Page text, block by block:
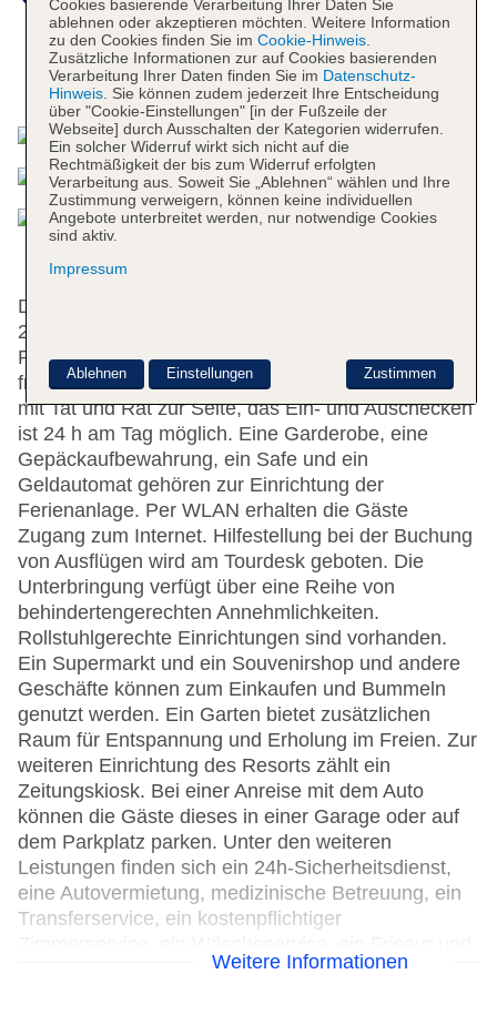
Das bietet Ihre Unterkunft
Das Resort bietet 3460 Zimmer und 233 Suiten auf
24 Etagen, die mit einem Aufzug erreichbar sind.
Rund um die Uhr steht den Gästen englisch- und
französischsprachiges Personal an der Rezeption
mit Tat und Rat zur Seite, das Ein- und Auschecken
ist 24 h am Tag möglich. Eine Garderobe, eine
Gepäckaufbewahrung, ein Safe und ein
Geldautomat gehören zur Einrichtung der
Ferienanlage. Per WLAN erhalten die Gäste
Zugang zum Internet. Hilfestellung bei der Buchung
von Ausflügen wird am Tourdesk geboten. Die
Unterbringung verfügt über eine Reihe von
behindertengerechten Annehmlichkeiten.
Rollstuhlgerechte Einrichtungen sind vorhanden.
Ein Supermarkt und ein Souvenirshop und andere
Geschäfte können zum Einkaufen und Bummeln
genutzt werden. Ein Garten bietet zusätzlichen
Raum für Entspannung und Erholung im Freien. Zur
weiteren Einrichtung des Resorts zählt ein
Zeitungskiosk. Bei einer Anreise mit dem Auto
können die Gäste dieses in einer Garage oder auf
dem Parkplatz parken. Unter den weiteren
Leistungen finden sich ein 24h-Sicherheitsdienst,
eine Autovermietung, medizinische Betreuung, ein
Transferservice, ein kostenpflichtiger
eine Münzwäscherei. Kostenfrei steht Gästen die
Weitere Informationen
Cookies basierende Verarbeitung Ihrer Daten Sie
ablehnen oder akzeptieren möchten. Weitere Information
zu den Cookies finden Sie im Cookie-Hinweis.
Zusätzliche Informationen zur auf Cookies basierenden
Verarbeitung Ihrer Daten finden Sie im Datenschutz-
Hinweis. Sie können zudem jederzeit Ihre Entscheidung
über "Cookie-Einstellungen" [in der Fußzeile der
Webseite] durch Ausschalten der Kategorien widerrufen.
Ein solcher Widerruf wirkt sich nicht auf die
Rechtmäßigkeit der bis zum Widerruf erfolgten
Verarbeitung aus. Soweit Sie „Ablehnen“ wählen und Ihre
Zustimmung verweigern, können keine individuellen
Angebote unterbreitet werden, nur notwendige Cookies
sind aktiv.
Impressum
Zustimmen
Ablehnen Einstellungen